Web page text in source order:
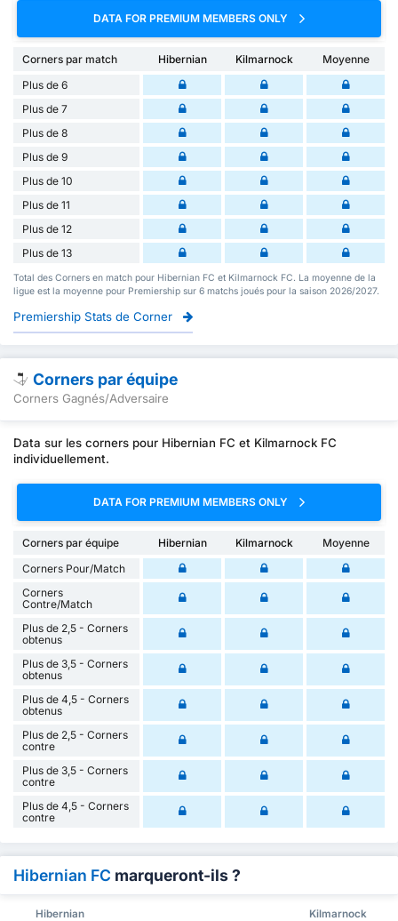
DATA FOR PREMIUM MEMBERS ONLY
Corners par match Hibernian Kilmarnock
Moyenne
Plus de 6
Plus de 7
Plus de 8
Plus de 9
Plus de 10
Plus de 11
Plus de 12
Plus de 13
Total des Corners en match pour Hibernian FC et Kilmarnock FC. La moyenne de la
ligue est la moyenne pour Premiership sur 6 matchs joués pour la saison 2026/2027.
Premiership Stats de Corner
Corners par équipe
Corners Gagnés/Adversaire
Data sur les corners pour Hibernian FC et Kilmarnock FC
individuellement.
DATA FOR PREMIUM MEMBERS ONLY
Corners par équipe Hibernian Kilmarnock
Moyenne
Corners Pour/Match
Corners
Contre/Match
Plus de 2,5 - Corners
obtenus
Plus de 3,5 - Corners
obtenus
Plus de 4,5 - Corners
obtenus
Plus de 2,5 - Corners
contre
Plus de 3,5 - Corners
contre
Plus de 4,5 - Corners
contre
Hibernian FC marqueront-ils ?
Hibernian Kilmarnock